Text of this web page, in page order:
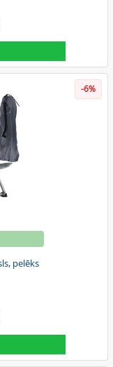
-6%
pelēks